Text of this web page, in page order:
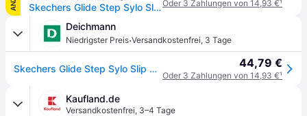
Skechers Glide Step Sylo Slip On Sneaker Weiß, Herren, Größe: 41, Material: Mesh/TextilOder 3 Zahlungen von 14,93 €¹
Deichmann
Niedrigster Preis·Versandkostenfrei, 3 Tage
Skechers Glide Step Sylo Slip On Sneaker Weiß, Herren, Größe: 41, Material: Mesh/Textil 44,79 €
Oder 3 Zahlungen von 14,93 €¹
Kaufland.de
Versandkostenfrei, 3–4 Tage